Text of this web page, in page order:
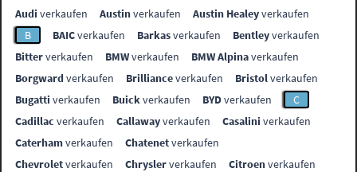
Audi verkaufen Austinverkaufen Austin Healeyverkaufen
B
BAICverkaufen Barkasverkaufen Bentleyverkaufen
Bitterverkaufen BMWverkaufen BMW Alpinaverkaufen
Borgwardverkaufen Brillianceverkaufen Bristolverkaufen
Bugatti verkaufen Buickverkaufen BYDverkaufen
C
Cadillac verkaufen Callawayverkaufen Casalini verkaufen
Caterhamverkaufen Chatenetverkaufen
Chevroletverkaufen Chryslerverkaufen Citroenverkaufen